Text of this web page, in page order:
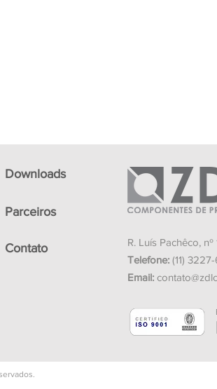
Downloads
Parceiros
Contato R. Luís Pachêco,
Telefone: (11)
Email: